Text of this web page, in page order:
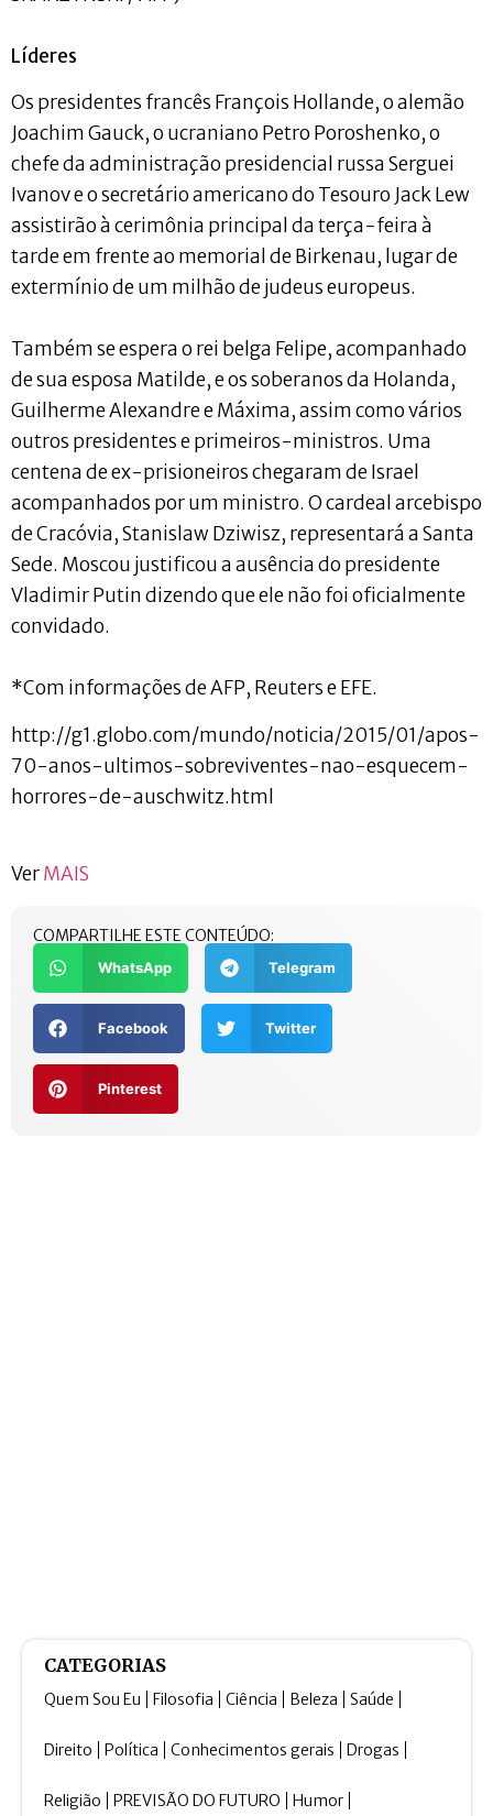
Líderes
Os presidentes francês François Hollande, o alemão
Joachim Gauck, o ucraniano Petro Poroshenko, o
chefe da administração presidencial russa Serguei
Ivanov e o secretário americano do Tesouro Jack Lew
assistirão à cerimônia principal da terça-feira à
tarde em frente ao memorial de Birkenau, lugar de
extermínio de um milhão de judeus europeus.
Também se espera o rei belga Felipe, acompanhado
de sua esposa Matilde, e os soberanos da Holanda,
Guilherme Alexandre e Máxima, assim como vários
outros presidentes e primeiros-ministros. Uma
centena de ex-prisioneiros chegaram de Israel
acompanhados por um ministro. O cardeal arcebispo
de Cracóvia, Stanislaw Dziwisz, representará a Santa
Sede. Moscou justificou a ausência do presidente
Vladimir Putin dizendo que ele não foi oficialmente
convidado.
*Com informações de AFP, Reuters e EFE.
http://g1.globo.com/mundo/noticia/2015/01/apos-
70-anos-ultimos-sobreviventes-nao-esquecem-
horrores-de-auschwitz.html
VerMAIS
COMPARTILHE ESTE CONTEÚDO:
WhatsApp Telegram
Facebook Twitter
Pinterest
CATEGORIAS
Quem Sou Eu Filosofia Ciência Beleza Saúde
Direito Política Conhecimentos gerais Drogas
Religião PREVISÃO DO FUTURO Humor